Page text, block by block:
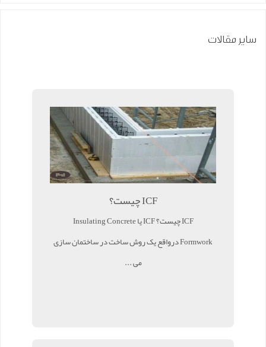
سایر مقالات
ICF چیست؟
ICF چیست؟ ICF یا Insulating Concrete
Formwork درواقع یک روش ساخت در ساختمان سازی
می ...